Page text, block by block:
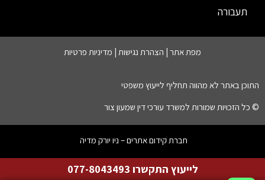
תעבורה
מפת אתר | הצהרת נגישות | מדיניות פרטיות
התוכן באתר לא מהווה תחליף לייעוץ משפטי
© כל הזכויות שמורות למשרד עורכי דין שמעון צור
חברת קידום אתרים – ניו יורק מדיה
לייעוץ התקשרו 077-8043493